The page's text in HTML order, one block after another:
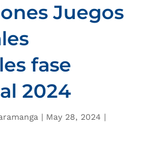
Juegos
fase
2024
| May 28, 2024 |